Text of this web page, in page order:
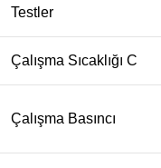
Testler
Çalışma Sıcaklığı C
Çalışma Basıncı